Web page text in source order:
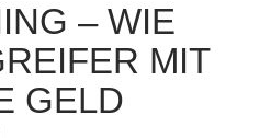
– WIE
MIT
GELD